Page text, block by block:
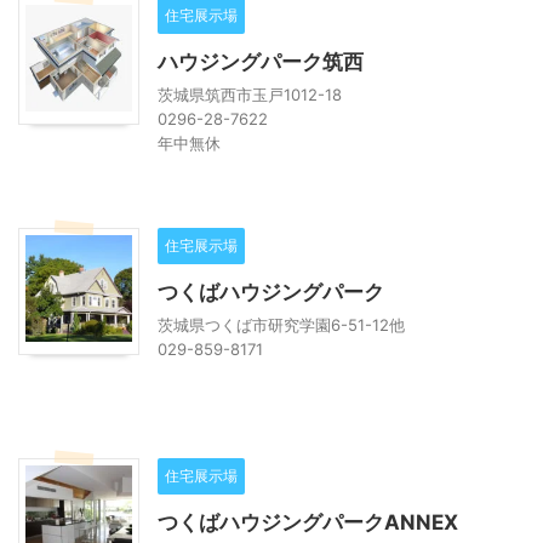
住宅展示場
ハウジングパーク筑西
茨城県筑西市玉戸1012-18
0296-28-7622
年中無休
住宅展示場
つくばハウジングパーク
茨城県つくば市研究学園6-51-12他
029-859-8171
住宅展示場
つくばハウジングパークANNEX